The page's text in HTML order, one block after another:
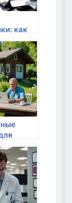
как
и
знать
на даче